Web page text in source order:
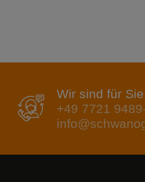
Wir sind für
+49 7721